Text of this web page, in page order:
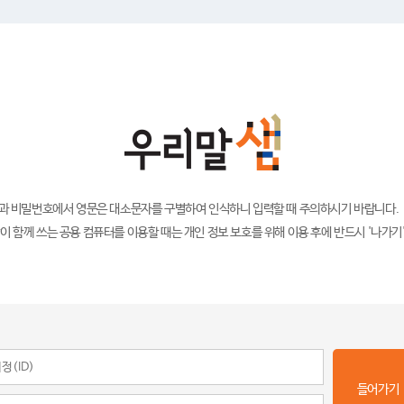
비밀번호에서 영문은 대소문자를 구별하여 인식하니 입력할 때 주의하시기 바랍니다.
함께 쓰는 공용 컴퓨터를 이용할 때는 개인 정보 보호를 위해 이용 후에 반드시 '나가
들어가기